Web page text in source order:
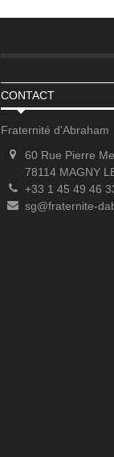
CONTACT
Fraternité d'Abraham
60 Rue Pierre
78114 MAGNY
+33 1 45 49 46
sg@fraternite-